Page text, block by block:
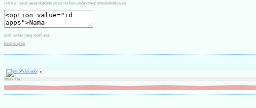
catatan : untuk menambahkan status via baru anda cukup menambahkan ini
pada urutan yang sudah ada..
Back to posts
Share On :